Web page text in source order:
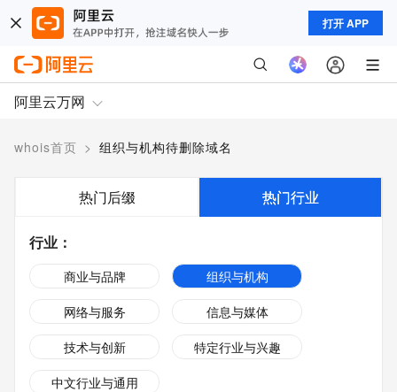
打开 APP
阿里云万网
whois首页 > 组织与机构待删除域名
热门后缀 热门行业
行业 ：
商业与品牌
组织与机构
网络与服务
信息与媒体
技术与创新
特定行业与兴趣
中文行业与通用